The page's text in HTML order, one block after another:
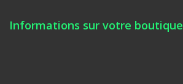
Informations sur votre boutique